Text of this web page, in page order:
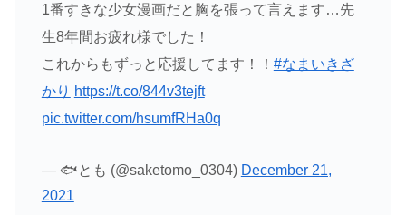
1番すきな少女漫画だと胸を張って言えます…先
生8年間お疲れ様でした！
これからもずっと応援してます！！ #なまいきざ
かり https://t.co/844v3tejft
pic.twitter.com/hsumfRHa0q
— 🐟とも (@saketomo_0304) December 21,
2021